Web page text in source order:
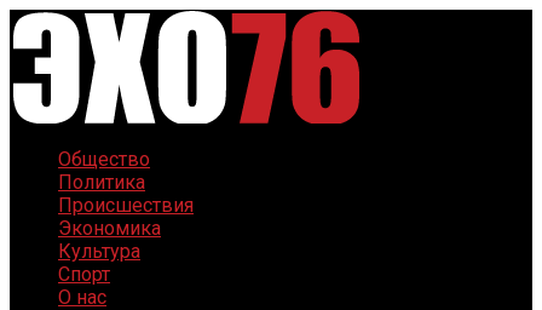
Общество
Политика
Происшествия
Экономика
Культура
Спорт
О нас